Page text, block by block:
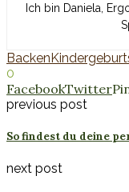
Ich bin Daniela,
Backen
0
FacebookTwitter
previous post
So findest du deine
next post